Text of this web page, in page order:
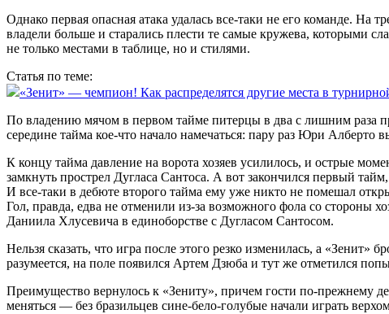
Однако первая опасная атака удалась все‑таки не его команде.
владели больше и старались ­плести те самые кружева, которыми
не только местами в таблице, но и стилями.
Статья по теме:
«Зенит» — чемпион! Как распределятся другие места в
По владению мячом в первом тайме питерцы в два с лишним раза
середине тайма кое‑что начало намечаться: пару раз Юри
К концу тайма давление на ворота хозяев усилилось, и острые
замкнуть прострел Дугласа Сантоса. А вот закончился первый
И все‑таки в дебюте второго тайма ему уже никто не помешал
Гол, правда, едва не отменили из‑за возможного фола со стороны
Даниила Хлусевича в единоборстве с Дугласом Сантосом.
Нельзя сказать, что игра после этого резко изменилась, а
разумеется, на поле появился Артем Дзюба и тут же отметился
Преимущество вернулось к «Зениту», причем гости по‑прежнему
меняться — без бразильцев сине-бело-голубые начали играть